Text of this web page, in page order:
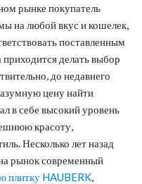
рынке покупатель
на любой вкус и кошелек,
поставленным
приходится делать выбор
до недавнего
цену найти
в себе высокий уровень
красоту,
Несколько лет назад
рынок современный
плитку HAUBERK,